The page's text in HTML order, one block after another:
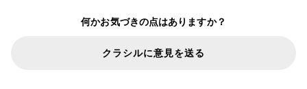
何かお気づきの点はありますか？
クラシルに意見を送る